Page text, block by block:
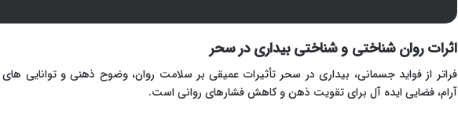
اثرات روان شناختی و شناختی بیداری در سحر
فراتر از فواید جسمانی، بیداری در سحر تأثیرات عمیقی بر سلامت روان، وضوح ذهنی و توانایی
آرام، فضایی ایده آل برای تقویت ذهن و کاهش فشارهای روانی است.